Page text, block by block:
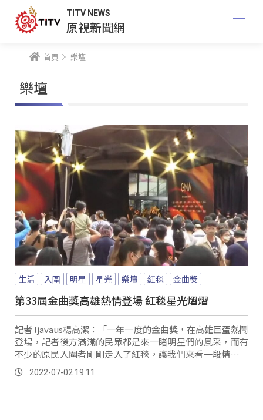
TITV NEWS
原視新聞網
首頁 樂壇
樂壇
生活 入圍 明星 星光 樂壇 紅毯 金曲獎
第33屆金曲獎高雄熱情登場 紅毯星光熠熠
記者 ljavaus楊高潔：「一年一度的金曲獎，在高雄巨蛋熱鬧
登場，記者後方滿滿的民眾都是來一睹明星們的風采，而有
不少的原民入圍者剛剛走入了紅毯，讓我們來看一段精彩的
紅毯畫面。
2022-07-02 19:11